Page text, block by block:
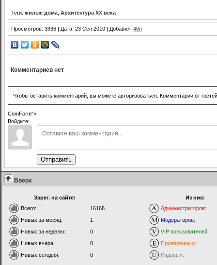
Теги: жилые дома Архитектура XX века
Просмотров: 3936 | Дата: 23 Сен 2010 | Добавил: 40n
Комментариев нет
Чтобы оставить комментарий, вы можете авторизоваться. Комментарии от
ComForm">
Войдите:
Отправить
Вверх
Зарег. на сайте:
Всего:
16168
Новых за месяц:
1
Новых за неделю:
0
Новых вчера:
0
Новых сегодня:
0
Из них:
Администраторов:
Модераторов:
VIP пользователей:
Проверенных:
Рядовых: